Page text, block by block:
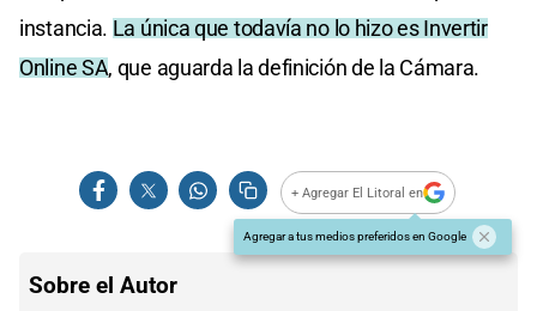
instancia. La única que todavía no lo hizo es Invertir
Online SA, que aguarda la definición de la Cámara.
+ Agregar El Litoral en
Agregar a tus medios preferidos en Google
Sobre el Autor